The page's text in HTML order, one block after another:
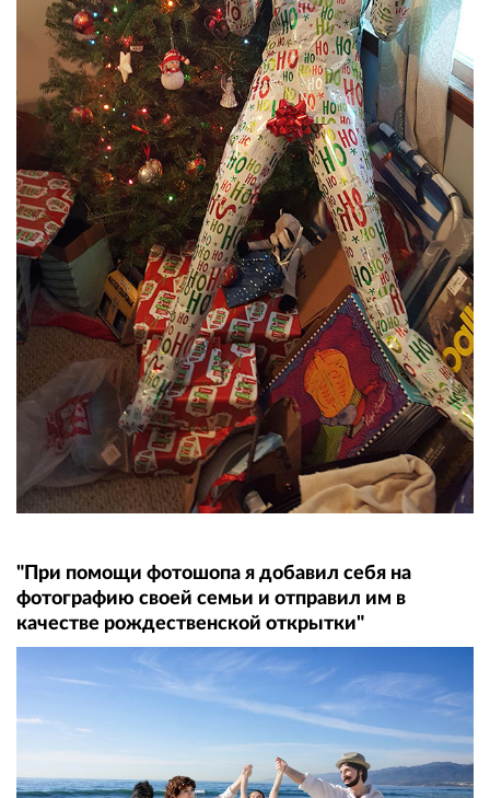
"При помощи фотошопа я добавил себя на
фотографию своей семьи и отправил им в
качестве рождественской открытки"